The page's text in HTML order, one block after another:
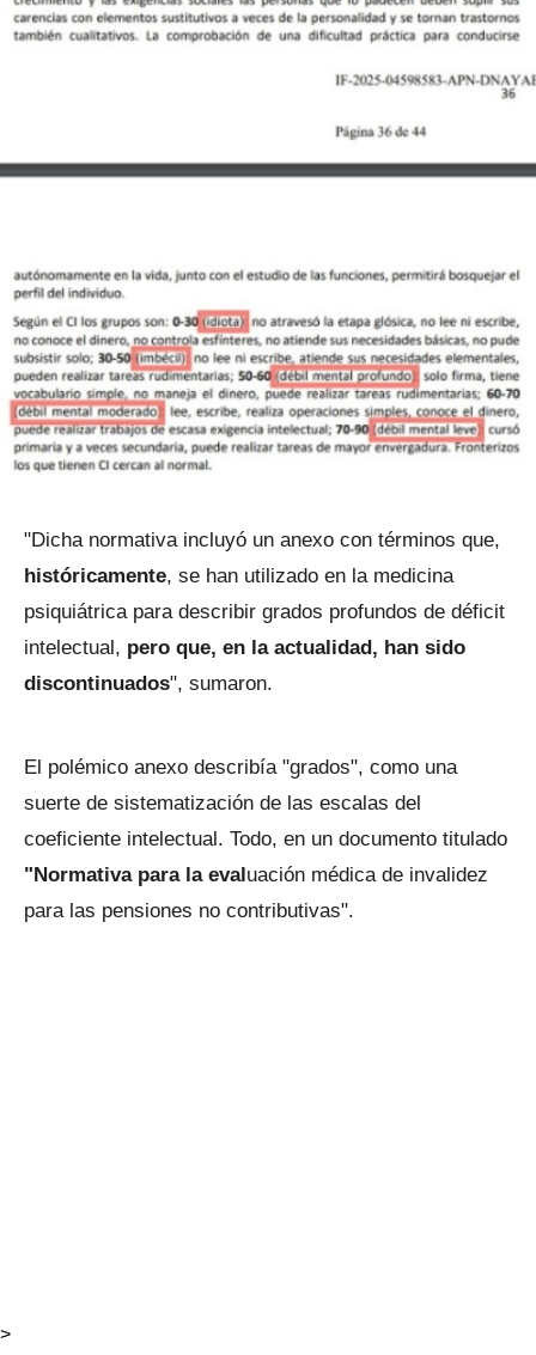
"Dicha normativa incluyó un anexo con términos que,
históricamente, se han utilizado en la medicina
psiquiátrica para describir grados profundos de déficit
intelectual, pero que, en la actualidad, han sido
discontinuados", sumaron.
El polémico anexo describía "grados", como una
suerte de sistematización de las escalas del
coeficiente intelectual. Todo, en un documento titulado
"Normativa para la evaluación médica de invalidez
para las pensiones no contributivas".
>